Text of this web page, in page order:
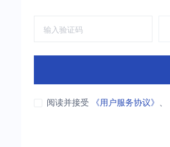
阅读并接受 《用户服务协议》 、